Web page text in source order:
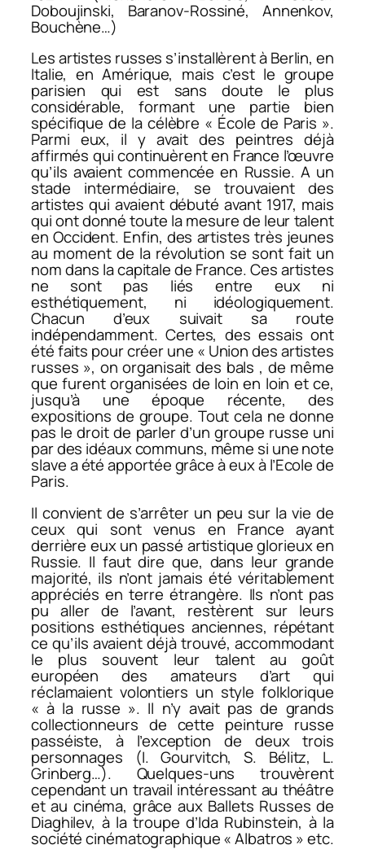
Doboujinski, Baranov-Rossiné, Annenkov,
Bouchène…)
Les artistes russes s’installèrent à Berlin, en
Italie, en Amérique, mais c’est le groupe
parisien qui est sans doute le plus
considérable, formant une partie bien
spécifique de la célèbre « École de Paris ».
Parmi eux, il y avait des peintres déjà
affirmés qui continuèrent en France l’œuvre
qu’ils avaient commencée en Russie. A un
stade intermédiaire, se trouvaient des
artistes qui avaient débuté avant 1917, mais
qui ont donné toute la mesure de leur talent
en Occident. Enfin, des artistes très jeunes
au moment de la révolution se sont fait un
nom dans la capitale de France. Ces artistes
ne sont pas liés entre eux ni
esthétiquement, ni idéologiquement.
Chacun d’eux suivait sa route
indépendamment. Certes, des essais ont
été faits pour créer une « Union des artistes
russes », on organisait des bals , de même
que furent organisées de loin en loin et ce,
jusqu’à une époque récente, des
expositions de groupe. Tout cela ne donne
pas le droit de parler d’un groupe russe uni
par des idéaux communs, même si une note
slave a été apportée grâce à eux à l’Ecole de
Paris.
Il convient de s’arrêter un peu sur la vie de
ceux qui sont venus en France ayant
derrière eux un passé artistique glorieux en
Russie. Il faut dire que, dans leur grande
majorité, ils n’ont jamais été véritablement
appréciés en terre étrangère. Ils n’ont pas
pu aller de l’avant, restèrent sur leurs
positions esthétiques anciennes, répétant
ce qu’ils avaient déjà trouvé, accommodant
le plus souvent leur talent au goût
européen des amateurs d’art qui
réclamaient volontiers un style folklorique
« à la russe ». Il n’y avait pas de grands
collectionneurs de cette peinture russe
passéiste, à l’exception de deux trois
personnages (I. Gourvitch, S. Bélitz, L.
Grinberg…). Quelques-uns trouvèrent
cependant un travail intéressant au théâtre
et au cinéma, grâce aux Ballets Russes de
Diaghilev, à la troupe d’Ida Rubinstein, à la
société cinématographique « Albatros » etc.